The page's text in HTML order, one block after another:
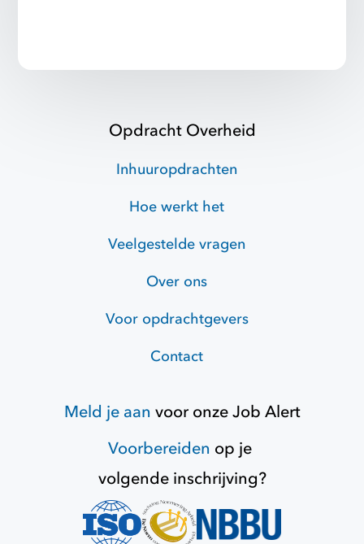
Opdracht Overheid
Inhuuropdrachten
Hoe werkt het
Veelgestelde vragen
Over ons
Voor opdrachtgevers
Contact
Meld je aan voor onzeJob Alert
Voorbereiden op je
volgende inschrijving?